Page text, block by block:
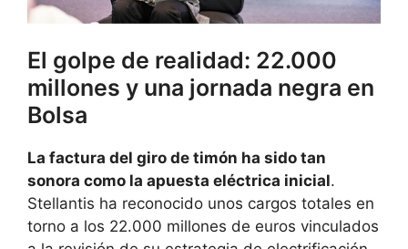
El golpe de realidad: 22.000
millones y una jornada negra en
Bolsa
La factura del giro de timón ha sido tan
sonora como la apuesta eléctrica inicial.
Stellantis ha reconocido unos cargos totales en
torno a los 22.000 millones de euros vinculados